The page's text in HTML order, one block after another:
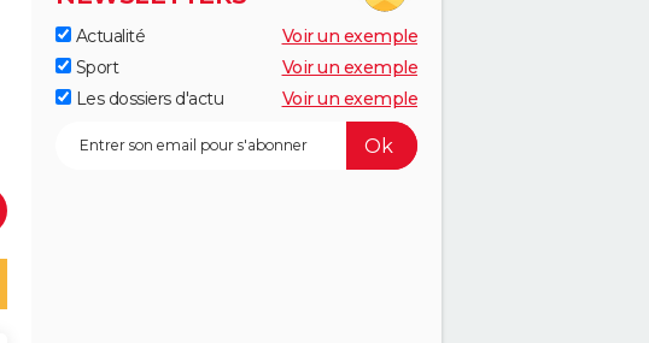
Actualité
Voir un exemple
Sport
Voir un exemple
Les dossiers d'actu
Voir un exemple